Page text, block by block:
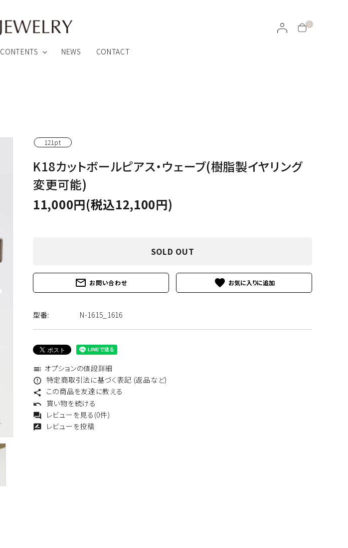
0
ブローチ他 天然石ルース
その他のアイテム
Link ∞ Jewelry
魂とつながるオーダーメイドジュエリー
ROJEN
CONTENTS NEWS CONTACT
121pt
K18カットボールピアス・ウェーブ(樹脂製イヤリング
変更可能)
11,000円(税込12,100円)
SOLD OUT
mail_outline お問い合わせ favorite
型番: N-1615_1616
toc オプションの値段詳細
error_outline 特定商取引法に基づく表記 (返品など)
share この商品を友達に教える
undo 買い物を続ける
forum レビューを見る(0件)
rate_review レビューを投稿